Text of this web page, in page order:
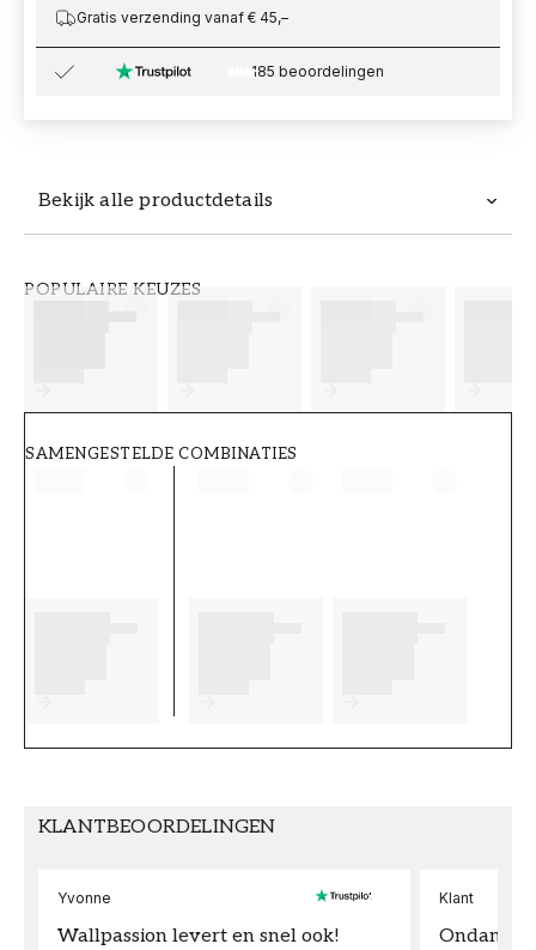
Bekijk alle productdetails
POPULAIRE KEUZES
SAMENGESTELDE COMBINATIES
Gratis verzending vanaf € 45,–
185 beoordelingen
KLANTBEOORDELINGEN
Yvonne
Wallpassion levert en snel ook!
Klant
Ondanks